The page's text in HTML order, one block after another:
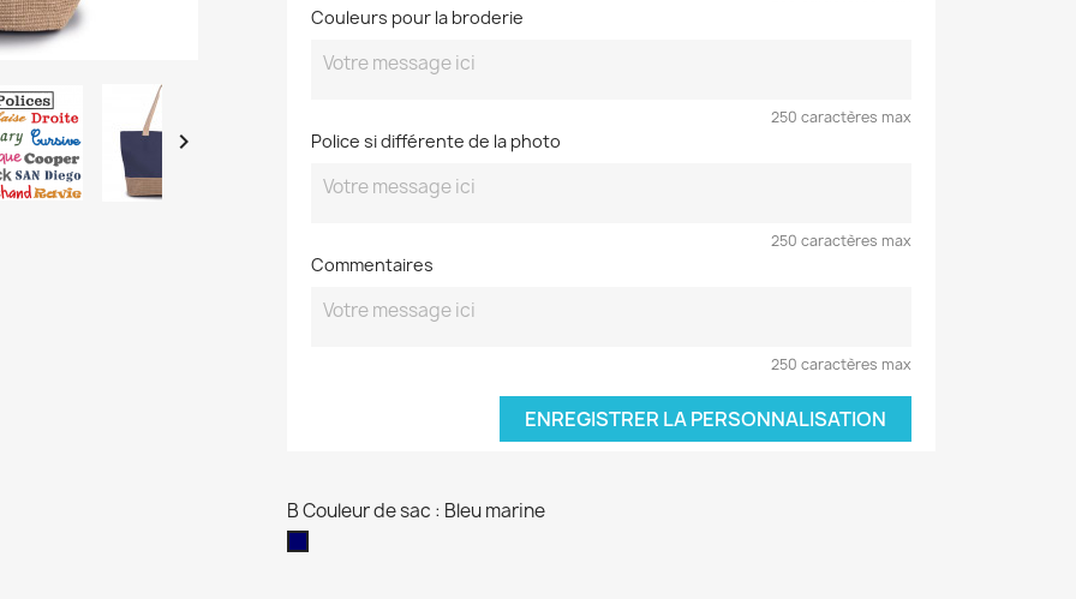

Couleurs pour la broderie
250 caractères max
Police si différente de la photo
250 caractères max
Commentaires
250 caractères max
ENREGISTRER LA PERSONNALISATION
B Couleur de sac : Bleu marine